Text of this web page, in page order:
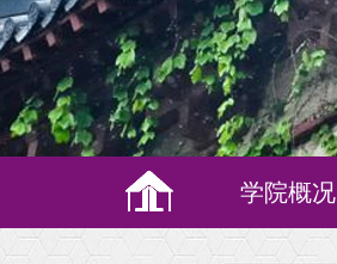
学院概况
培养理念